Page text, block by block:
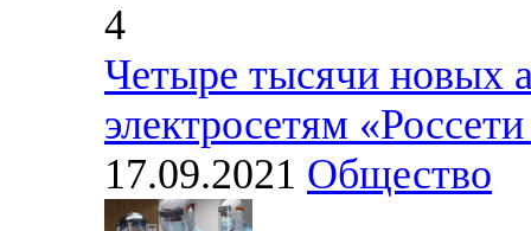
4
Четыре тысячи новых
электросетям
17.09.2021 Общество